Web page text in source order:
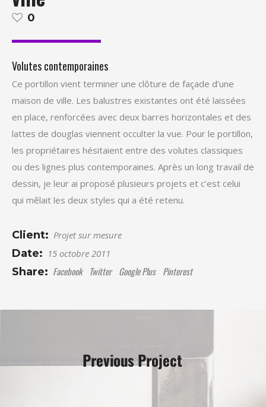
0
Volutes contemporaines
Ce portillon vient terminer une clôture de façade d’une
maison de ville. Les balustres existantes ont été laissées
en place, renforcées avec deux barres horizontales et des
lattes de douglas viennent occulter la vue. Pour le portillon,
les propriétaires hésitaient entre des volutes classiques
ou des lignes plus contemporaines. Après un long travail de
dessin, je leur ai proposé plusieurs projets et c’est celui
qui mêlait les deux styles qui a été retenu.
Client: Projet sur mesure
Date: 15 octobre 2011
Share: Facebook Twitter Google Plus Pinterest
Previous Project